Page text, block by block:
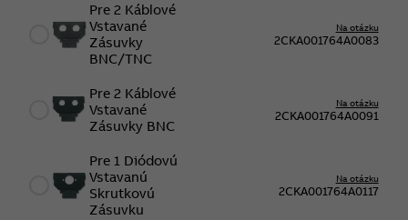
Pre 2 Káblové
Vstavané
Zásuvky
BNC/TNC
Na otázku
2CKA001764A0083
Pre 2 Káblové
Vstavané
Zásuvky BNC
Na otázku
2CKA001764A0091
Pre 1 Diódovú
Vstavanú
Skrutkovú
Zásuvku
Na otázku
2CKA001764A0117